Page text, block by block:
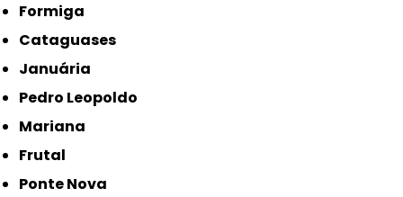
Formiga
Cataguases
Januária
Pedro Leopoldo
Mariana
Frutal
Ponte Nova